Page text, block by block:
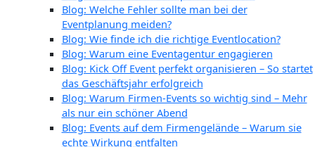
Blog: Welche Fehler sollte man bei der
Eventplanung meiden?
Blog: Wie finde ich die richtige Eventlocation?
Blog: Warum eine Eventagentur engagieren
Blog: Kick Off Event perfekt organisieren – So startet
das Geschäftsjahr erfolgreich
Blog: Warum Firmen-Events so wichtig sind – Mehr
als nur ein schöner Abend
Blog: Events auf dem Firmengelände – Warum sie
echte Wirkung entfalten